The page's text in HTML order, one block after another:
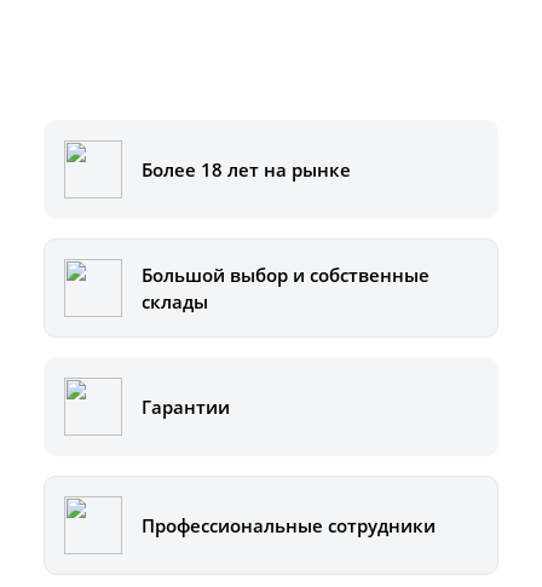
Более 18 лет на рынке
Большой выбор и собственные
склады
Гарантии
Профессиональные сотрудники